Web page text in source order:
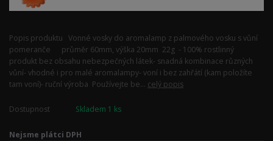
Popis produktu Vonné vosky do aromalamp z palmového vosku s vůní
pomeranče průměr 60mm, výška 20mm 22g - 100% rostlinný
produkt bez obsahu nebezpečných látek- snadná kombinace různých
vůní- vhodné i pro malé aromalampy- voní i bez zahřátí (kam položíte
tam voní)- ruční výroba Používejte be... celý popis
Dostupnost Skladem 1 ks
Nejsme plátci DPH